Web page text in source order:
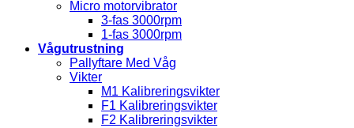
Micro motorvibrator
3-fas 3000rpm
1-fas 3000rpm
Vågutrustning
Pallyftare Med Våg
Vikter
M1 Kalibreringsvikter
F1 Kalibreringsvikter
F2 Kalibreringsvikter